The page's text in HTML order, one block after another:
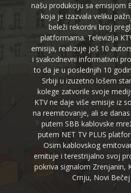
našu produkciju sa emisijom
koja je izazvala veliku
beleži rekordni broj
platformama. Televizija
emisija, realizuje još 10
i svakodnevni informativni
to da je u poslednjih 10
Srbiji u izuzetno lošem
kolege zatvorile svoje
KTV ne daje više emisije iz
na reemitovanje, ali se
putem SBB kablovske
putem NET TV PLUS
Osim kablovskog
emituje i terestrijalno svoj
pokriva signalom Zrenjanin,
Crnju, Novi